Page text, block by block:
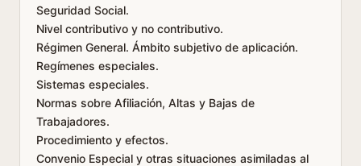
Seguridad Social.
Nivel contributivo y no contributivo.
Régimen General. Ámbito subjetivo de aplicación.
Regímenes especiales.
Sistemas especiales.
Normas sobre Afiliación, Altas y Bajas de
Trabajadores.
Procedimiento y efectos.
Convenio Especial y otras situaciones asimiladas al